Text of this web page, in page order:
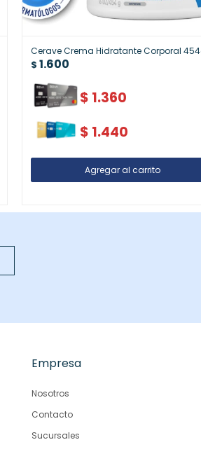
Cerave Crema Hidratante Corporal
$ 1.600
$ 1.360
$ 1.440
Empresa
Nosotros
Contacto
Sucursales